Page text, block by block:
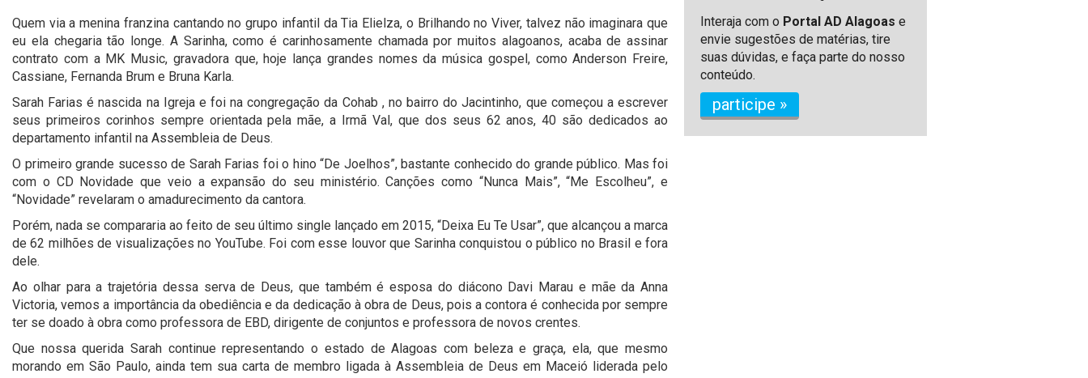
Quem via a menina franzina cantando no grupo infantil da Tia Elielza, o Brilhando no Viver, talvez não imaginara que
eu ela chegaria tão longe. A Sarinha, como é carinhosamente chamada por muitos alagoanos, acaba de assinar
contrato com a MK Music, gravadora que, hoje lança grandes nomes da música gospel, como Anderson Freire,
Cassiane, Fernanda Brum e Bruna Karla.
Sarah Farias é nascida na Igreja e foi na congregação da Cohab , no bairro do Jacintinho, que começou a escrever
seus primeiros corinhos sempre orientada pela mãe, a Irmã Val, que dos seus 62 anos, 40 são dedicados ao
departamento infantil na Assembleia de Deus.
O primeiro grande sucesso de Sarah Farias foi o hino “De Joelhos”, bastante conhecido do grande público. Mas foi
com o CD Novidade que veio a expansão do seu ministério. Canções como “Nunca Mais”, “Me Escolheu”, e
“Novidade” revelaram o amadurecimento da cantora.
Porém, nada se compararia ao feito de seu último single lançado em 2015, “Deixa Eu Te Usar”, que alcançou a marca
de 62 milhões de visualizações no YouTube. Foi com esse louvor que Sarinha conquistou o público no Brasil e fora
dele.
Ao olhar para a trajetória dessa serva de Deus, que também é esposa do diácono Davi Marau e mãe da Anna
Victoria, vemos a importância da obediência e da dedicação à obra de Deus, pois a contora é conhecida por sempre
ter se doado à obra como professora de EBD, dirigente de conjuntos e professora de novos crentes.
Que nossa querida Sarah continue representando o estado de Alagoas com beleza e graça, ela, que mesmo
morando em São Paulo, ainda tem sua carta de membro ligada à Assembleia de Deus em Maceió liderada pelo
Interaja com o Portal AD Alagoas e
envie sugestões de matérias, tire
suas dúvidas, e faça parte do nosso
conteúdo.
participe »